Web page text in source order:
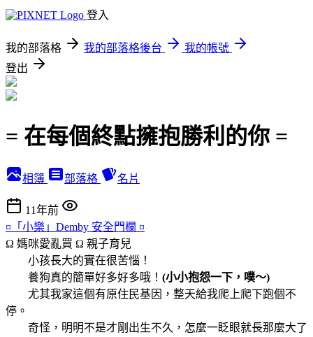
登入
我的部落格 我的部落格後台
我的帳號
登出
= 在每個終點擁抱勝利的你 =
相簿 部落格 名片
11年前
¤「小樂」Demby 安全門欄 ¤
Ω 媽咪愛亂買 Ω 親子育兒
小孩長大的實在很苦惱！
養狗真的簡單好多好多哦！ (小小抱怨一下，噗～)
尤其我家這個有原住民基因，整天給我爬上爬下跑個不
停。
奇怪，明明不是才剛出生不久，怎麼一眨眼就長那麼大了